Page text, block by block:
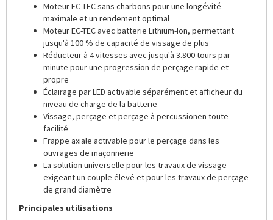
Moteur EC-TEC sans charbons pour une longévité
maximale et un rendement optimal
Moteur EC-TEC avec batterie Lithium-Ion, permettant
jusqu'à 100 % de capacité de vissage de plus
Réducteur à 4 vitesses avec jusqu'à 3.800 tours par
minute pour une progression de perçage rapide et
propre
Éclairage par LED activable séparément et afficheur du
niveau de charge de la batterie
Vissage, perçage et perçage à percussionen toute
facilité
Frappe axiale activable pour le perçage dans les
ouvrages de maçonnerie
La solution universelle pour les travaux de vissage
exigeant un couple élevé et pour les travaux de perçage
de grand diamètre
Principales utilisations